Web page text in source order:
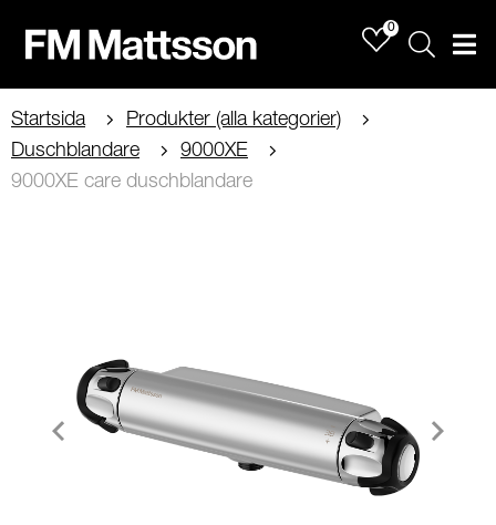
0
Sök
Startsida
Produkter (alla kategorier)
Duschblandare
9000XE
9000XE care duschblandare